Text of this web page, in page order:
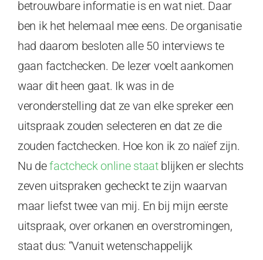
betrouwbare informatie is en wat niet. Daar
ben ik het helemaal mee eens. De organisatie
had daarom besloten alle 50 interviews te
gaan factchecken. De lezer voelt aankomen
waar dit heen gaat. Ik was in de
veronderstelling dat ze van elke spreker een
uitspraak zouden selecteren en dat ze die
zouden factchecken. Hoe kon ik zo naïef zijn.
Nu defactcheck online staatblijken er slechts
zeven uitspraken gecheckt te zijn waarvan
maar liefst twee van mij. En bij mijn eerste
uitspraak, over orkanen en overstromingen,
staat dus: “Vanuit wetenschappelijk